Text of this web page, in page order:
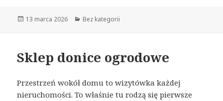
Opublikowano
13 marca 2026 Kategorie
Bez kategorii
Sklep donice ogrodowe
Przestrzeń wokół domu to wizytówka każdej
nieruchomości. To właśnie tu rodzą się pierwsze